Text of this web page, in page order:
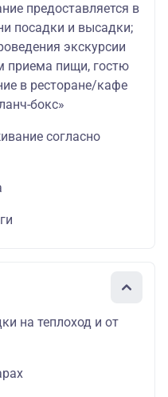
предоставляется в
посадки и высадки;
экскурсии
приема пищи, гостю
в ресторане/кафе
бокс»
согласно
на теплоход и от